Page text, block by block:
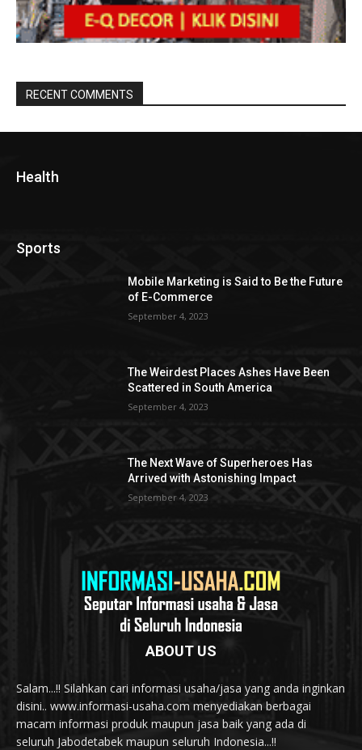
RECENT COMMENTS
Health
Sports
Mobile Marketing is Said to Be the Future
of E-Commerce
September 4, 2023
The Weirdest Places Ashes Have Been
Scattered in South America
September 4, 2023
The Next Wave of Superheroes Has
Arrived with Astonishing Impact
September 4, 2023
ABOUT US
Salam...!! Silahkan cari informasi usaha/jasa yang anda inginkan
disini.. www.informasi-usaha.com menyediakan berbagai
macam informasi produk maupun jasa baik yang ada di
seluruh Jabodetabek maupun seluruh Indonesia...!!